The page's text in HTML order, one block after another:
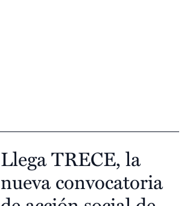
Llega TRECE, la
nueva convocatoria